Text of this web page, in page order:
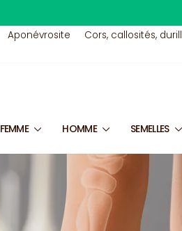
Aponévrosite Cors, callosités,
FEMME HOMME SEMELLES